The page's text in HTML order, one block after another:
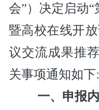
会”）决定启动
暨高校在线开
议交流成果推
关事项通知如下:
一、申报